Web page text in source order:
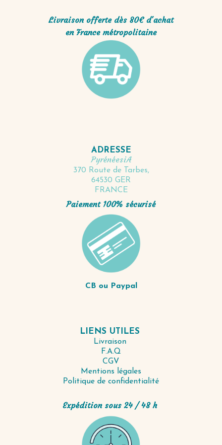
Livraison offerte dès 80€ d'achat
en France métropolitaine
ADRESSE
PyrénéesiA
370 Route de Tarbes,
64530 GER
FRANCE
Paiement 100% sécurisé
CB ou Paypal
LIENS UTILES
Livraison
F.A.Q
CGV
Mentions légales
Politique de confidentialité
Expédition sous 24 / 48 h